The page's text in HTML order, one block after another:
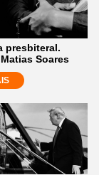
presbiteral.
Soares